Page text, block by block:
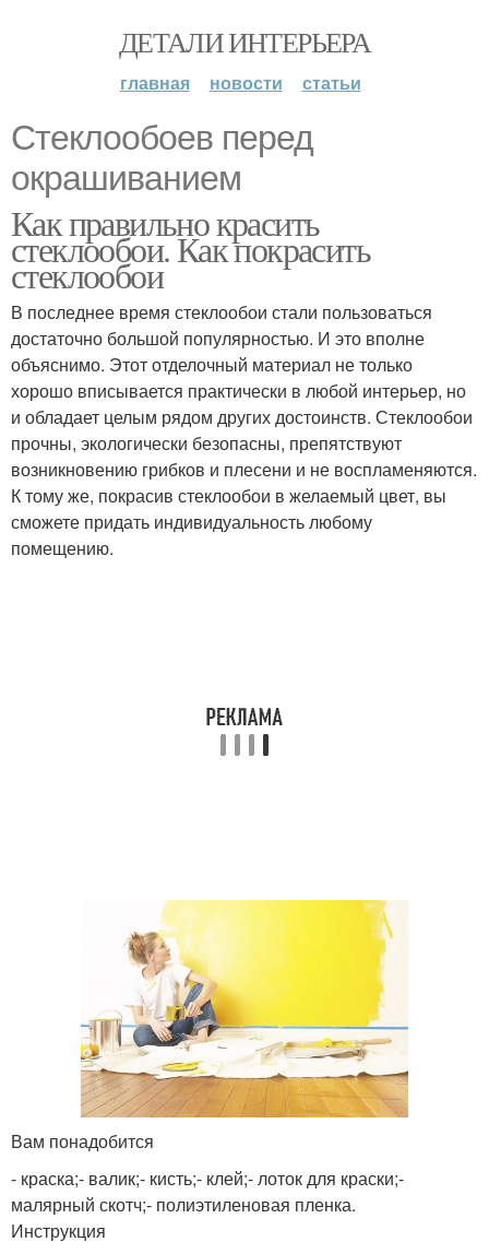
ДЕТАЛИ ИНТЕРЬЕРА
главная новости статьи
Стеклообоев перед
окрашиванием
Как правильно красить
стеклообои. Как покрасить
стеклообои
В последнее время стеклообои стали пользоваться
достаточно большой популярностью. И это вполне
объяснимо. Этот отделочный материал не только
хорошо вписывается практически в любой интерьер, но
и обладает целым рядом других достоинств. Стеклообои
прочны, экологически безопасны, препятствуют
возникновению грибков и плесени и не воспламеняются.
К тому же, покрасив стеклообои в желаемый цвет, вы
сможете придать индивидуальность любому
помещению.
Вам понадобится
- краска;- валик;- кисть;- клей;- лоток для краски;-
малярный скотч;- полиэтиленовая пленка.
Инструкция